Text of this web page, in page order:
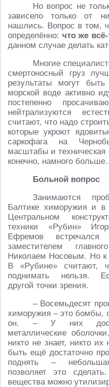
Но вопрос не
зависело только от
нашлись. Вопрос в том,
определённо: что же
данном случае делать
Многие
смертоносный груз
результаты могут
морской воде активно
постепенно
нейтрализуются
считают, что надо
которые укроют
саркофага на
масштабы и техническая
конечно, намного
Больной вопрос
Занимаются
Балтике химоружия и в
Центральном
техники «Рубин»
Ефремов
заместителем
Николаем Носовым. Но
В «Рубине» считают,
поднимать нельзя.
другой точки зрения.
– Восемьдесят
химоружия – это бомбы,
он. – У них
металлические
никто не знает, никто
быть ещё достаточно
поднять –
позволяет это
вещества можно